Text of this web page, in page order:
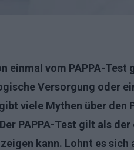
einmal vom PAPPA-Test
Versorgung oder
viele Mythen über den
PAPPA-Test gilt als der
kann. Lohnt es sich